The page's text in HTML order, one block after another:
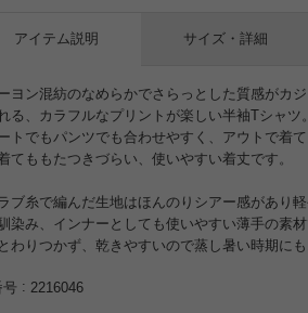
アイテム説明
ヨン混紡のなめらかでさらっとした質感がカ
る、カラフルなプリントが楽しい半袖Tシャツ
トでもパンツでも合わせやすく、アウトで着
てももたつきづらい、使いやすい着丈です。
ブ糸で編んだ生地はほんのりシアー感があり
染み、インナーとしても使いやすい薄手の素
わりつかず、乾きやすいので蒸し暑い時期にも
サイズ・詳細
2216046